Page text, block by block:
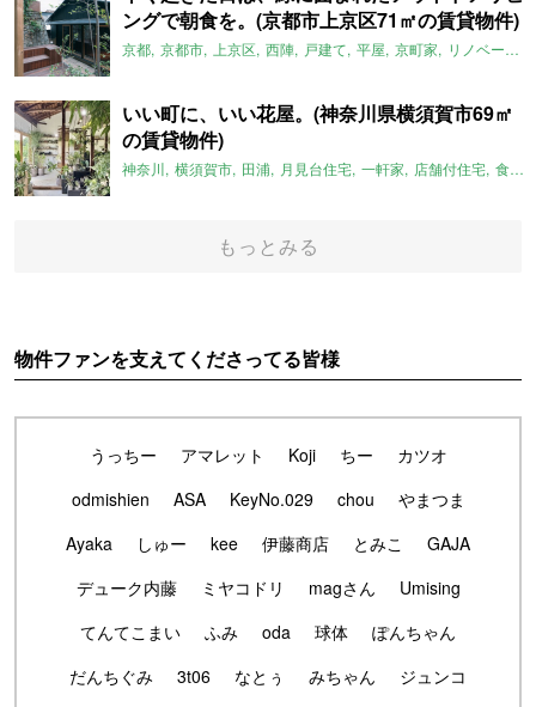
ングで朝食を。(京都市上京区71㎡の賃貸物件)
京都 京都市 上京区 西陣 戸建て 平屋 京町家 リノベーション
いい町に、いい花屋。(神奈川県横須賀市69㎡
の賃貸物件)
神奈川 横須賀市 田浦 月見台住宅 一軒家 店舗付住宅 食住近接
もっとみる
物件ファンを支えてくださってる皆様
うっちー アマレット Koji ちー
カツオ
odmishien
ASA KeyNo.029 chou
やまつま
Ayaka
しゅー kee 伊藤商店 とみこ
GAJA
デューク内藤
ミヤコドリ magさん
Umising
てんてこまい
ふみ oda 球体
ぽんちゃん
だんちぐみ
3t06 なとぅ みちゃん
ジュンコ